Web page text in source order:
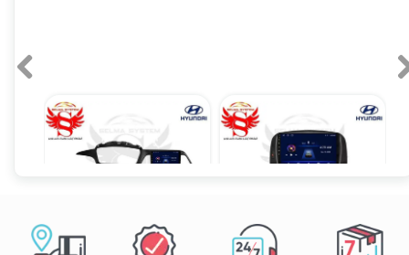
مانیتور فابریک اندروید خودروی سوناتا XM برند ویستا VISTA مدل FX-1032
۱۴,۸۹۰,۰۰۰ تومان
مانیتور فابریک اندروید خودروی سوناتا LF برند ویستا VISTA مدل FX-1032
۱۴,۸۹۰,۰۰۰ تومان